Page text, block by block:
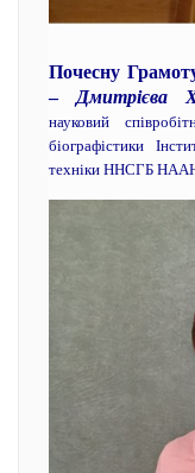
Почесну
–Дмитрієва
науковий
біографістики
техніки ННСГБ НААН,